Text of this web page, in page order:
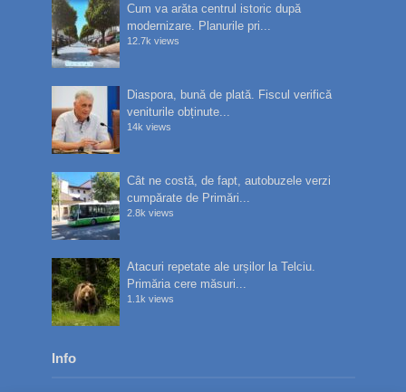
Cum va arăta centrul istoric după
modernizare. Planurile pri...
12.7k views
Diaspora, bună de plată. Fiscul verifică
veniturile obținute...
14k views
Cât ne costă, de fapt, autobuzele verzi
cumpărate de Primări...
2.8k views
Atacuri repetate ale urșilor la Telciu.
Primăria cere măsuri...
1.1k views
Info